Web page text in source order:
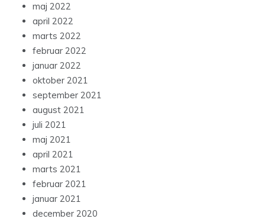
maj 2022
april 2022
marts 2022
februar 2022
januar 2022
oktober 2021
september 2021
august 2021
juli 2021
maj 2021
april 2021
marts 2021
februar 2021
januar 2021
december 2020